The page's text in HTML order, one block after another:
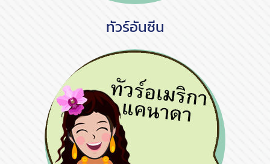
ทัวร์อันซีน